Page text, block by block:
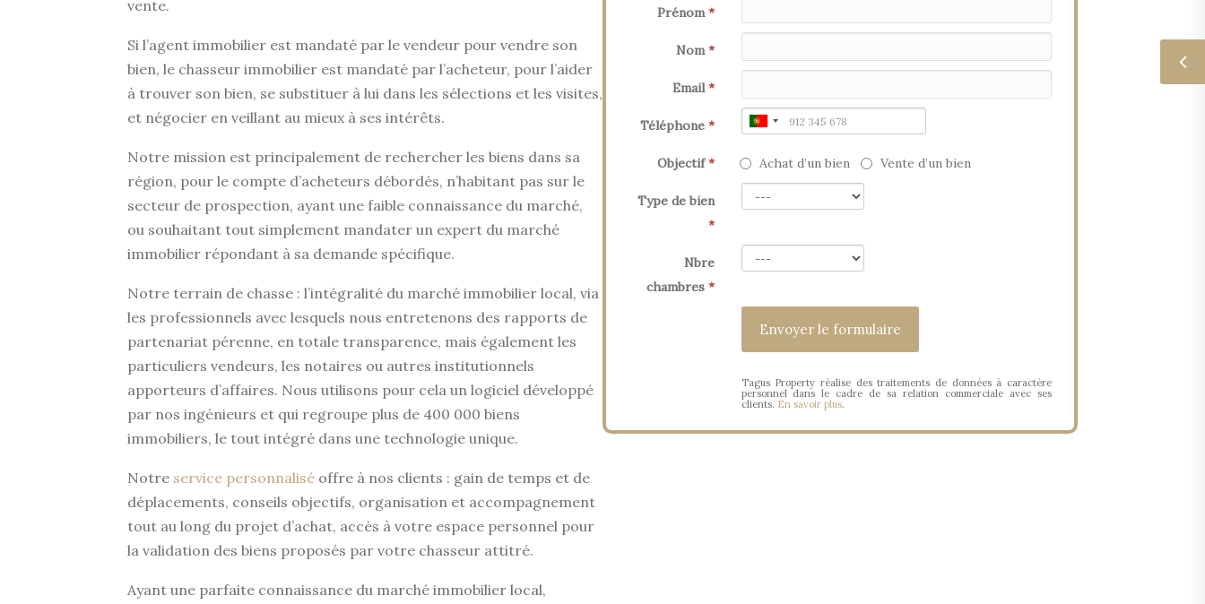
vente.
Si l’agent immobilier est mandaté par le vendeur pour vendre son
bien, le chasseur immobilier est mandaté par l’acheteur, pour l’aider
à trouver son bien, se substituer à lui dans les sélections et les visites,
et négocier en veillant au mieux à ses intérêts.
Notre mission est principalement de rechercher les biens dans sa
région, pour le compte d’acheteurs débordés, n’habitant pas sur le
secteur de prospection, ayant une faible connaissance du marché,
ou souhaitant tout simplement mandater un expert du marché
immobilier répondant à sa demande spécifique.
Notre terrain de chasse : l’intégralité du marché immobilier local, via
les professionnels avec lesquels nous entretenons des rapports de
partenariat pérenne, en totale transparence, mais également les
particuliers vendeurs, les notaires ou autres institutionnels
apporteurs d’affaires. Nous utilisons pour cela un logiciel développé
par nos ingénieurs et qui regroupe plus de 400 000 biens
immobiliers, le tout intégré dans une technologie unique.
Notre service personnalisé offre à nos clients : gain de temps et de
déplacements, conseils objectifs, organisation et accompagnement
tout au long du projet d’achat, accès à votre espace personnel pour
la validation des biens proposés par votre chasseur attitré.
Ayant une parfaite connaissance du marché immobilier local,
Prénom*
Nom*
Email*
Téléphone *
Objectif* Achat d’un bien Vente d’un bien
Type de bien
*
Nbre
chambres *
Tagus Property réalise des traitements de données à caractère
personnel dans le cadre de sa relation commerciale avec ses
clients. En savoir plus.